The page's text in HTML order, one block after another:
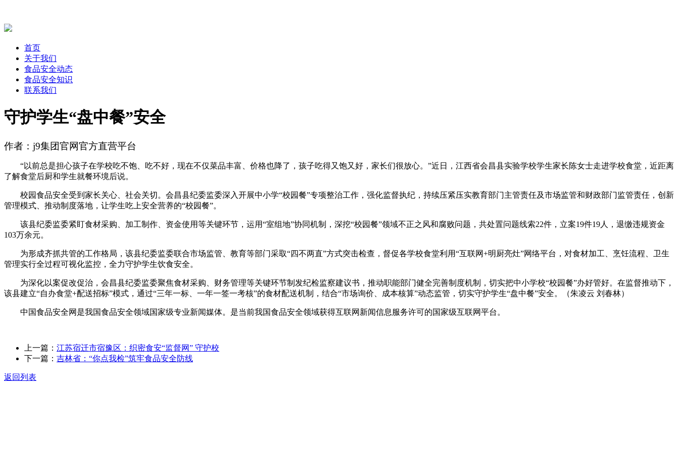
首页
关于我们
食品安全动态
食品安全知识
联系我们
守护学生“盘中餐”安全
作者：j9集团官网官方直营平台
“以前总是担心孩子在学校吃不饱、吃不好，现在不仅菜品丰富、价格也降了，孩子吃得又饱又好，家长们很放心。”近日，江西省会昌县实验学校学生家长陈女士走进学校食堂，近距离
了解食堂后厨和学生就餐环境后说。
校园食品安全受到家长关心、社会关切。会昌县纪委监委深入开展中小学“校园餐”专项整治工作，强化监督执纪，持续压紧压实教育部门主管责任及市场监管和财政部门监管责任，创新
管理模式、推动制度落地，让学生吃上安全营养的“校园餐”。
该县纪委监委紧盯食材采购、加工制作、资金使用等关键环节，运用“室组地”协同机制，深挖“校园餐”领域不正之风和腐败问题，共处置问题线索22件，立案19件19人，退缴违规资金
103万余元。
为形成齐抓共管的工作格局，该县纪委监委联合市场监管、教育等部门采取“四不两直”方式突击检查，督促各学校食堂利用“互联网+明厨亮灶”网络平台，对食材加工、烹饪流程、卫生
管理实行全过程可视化监控，全力守护学生饮食安全。
为深化以案促改促治，会昌县纪委监委聚焦食材采购、财务管理等关键环节制发纪检监察建议书，推动职能部门健全完善制度机制，切实把中小学校“校园餐”办好管好。在监督推动下，
该县建立“自办食堂+配送招标”模式，通过“三年一标、一年一签一考核”的食材配送机制，结合“市场询价、成本核算”动态监管，切实守护学生“盘中餐”安全。（朱凌云 刘春林）
中国食品安全网是我国食品安全领域国家级专业新闻媒体。是当前我国食品安全领域获得互联网新闻信息服务许可的国家级互联网平台。
上一篇： 江苏宿迁市宿豫区：织密食安“监督网” 守护校
下一篇： 吉林省：“你点我检”筑牢食品安全防线
返回列表